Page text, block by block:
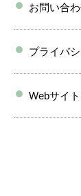
お問い合
プライバ
Webサイ